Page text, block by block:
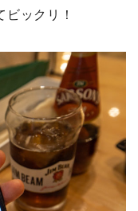
ックリ！